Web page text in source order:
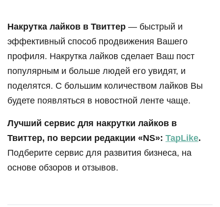
Накрутка лайков в Твиттер — быстрый и
эффективный способ продвижения Вашего
профиля. Накрутка лайков сделает Ваш пост
популярным и больше людей его увидят, и
поделятся. С большим количеством лайков Вы
будете появляться в новостной ленте чаще.
Лучший сервис для накрутки лайков в
Твиттер, по версии редакции «NS»: TapLike.
Подберите сервис для развития бизнеса, на
основе обзоров и отзывов.